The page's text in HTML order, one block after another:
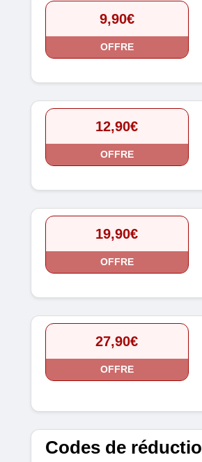
9,90€
OFFRE
12,90€
OFFRE
19,90€
OFFRE
27,90€
OFFRE
Codes de